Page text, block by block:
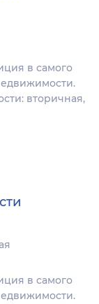
в самого
вторичная,
в самого